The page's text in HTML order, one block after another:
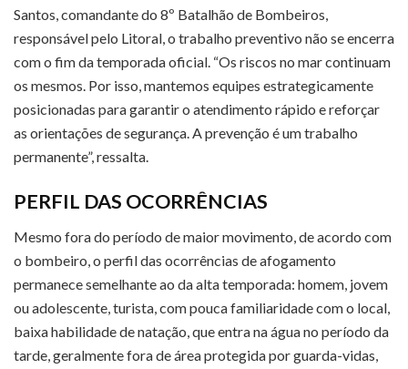
Santos, comandante do 8º Batalhão de Bombeiros,
responsável pelo Litoral, o trabalho preventivo não se encerra
com o fim da temporada oficial. “Os riscos no mar continuam
os mesmos. Por isso, mantemos equipes estrategicamente
posicionadas para garantir o atendimento rápido e reforçar
as orientações de segurança. A prevenção é um trabalho
permanente”, ressalta.
PERFIL DAS OCORRÊNCIAS
Mesmo fora do período de maior movimento, de acordo com
o bombeiro, o perfil das ocorrências de afogamento
permanece semelhante ao da alta temporada: homem, jovem
ou adolescente, turista, com pouca familiaridade com o local,
baixa habilidade de natação, que entra na água no período da
tarde, geralmente fora de área protegida por guarda-vidas,